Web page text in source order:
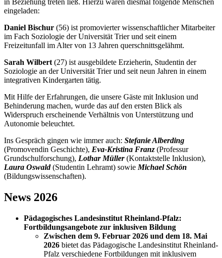
in Beziehung treten ließ. Hierzu waren diesmal folgende Menschen
eingeladen:
Daniel Bischur (56) ist promovierter wissenschaftlicher Mitarbeiter
im Fach Soziologie der Universität Trier und seit einem
Freizeitunfall im Alter von 13 Jahren querschnittsgelähmt.
Sarah Wilbert (27) ist ausgebildete Erzieherin, Studentin der
Soziologie an der Universität Trier und seit neun Jahren in einem
integrativen Kindergarten tätig.
Mit Hilfe der Erfahrungen, die unsere Gäste mit Inklusion und
Behinderung machen, wurde das auf den ersten Blick als
Widerspruch erscheinende Verhältnis von Unterstützung und
Autonomie beleuchtet.
Ins Gespräch gingen wie immer auch: Stefanie Alberding
(Promovendin Geschichte), Eva-Kristina Franz (Professur
Grundschulforschung), Lothar Müller(Kontaktstelle Inklusion),
Laura Oswald(Studentin Lehramt) sowie Michael Schön
(Bildungswissenschaften).
News 2026
Pädagogisches Landesinstitut Rheinland-Pfalz:
Fortbildungsangebote zur inklusiven Bildung
Zwischen dem 9. Februar 2026 und dem 18. Mai
2026 bietet das Pädagogische Landesinstitut Rheinland-
Pfalz verschiedene Fortbildungen mit inklusivem